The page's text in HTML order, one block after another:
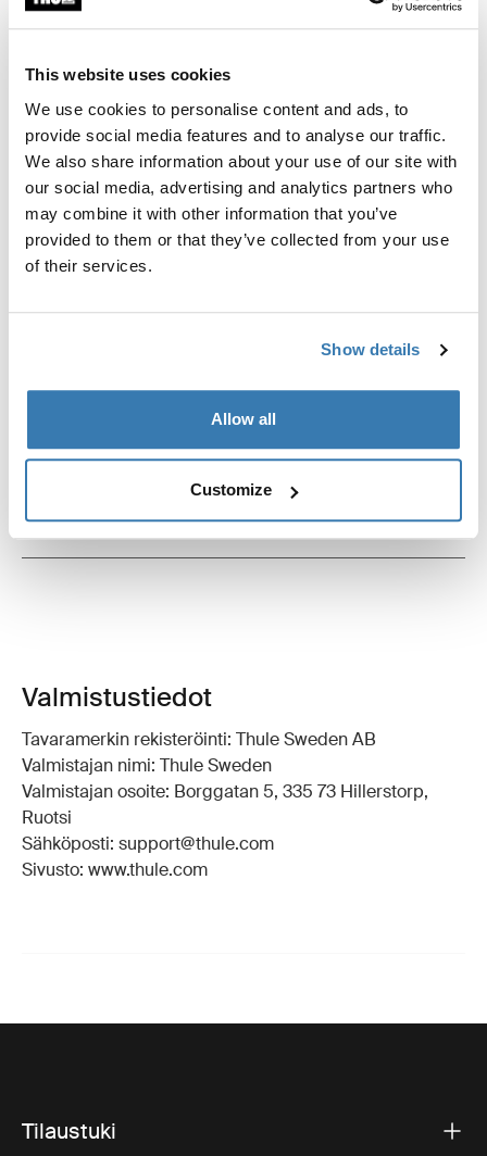
This website uses cookies
We use cookies to personalise content and ads, to
provide social media features and to analyse our traffic.
We also share information about your use of our site with
our social media, advertising and analytics partners who
may combine it with other information that you’ve
provided to them or that they’ve collected from your use
of their services.
Show details
Allow all
Customize
Thule SkiClick
murtomaasuksiteline musta
82,95 €
Toggle features
Kaikki ominaisuudet
Toggle techspec
Tekniset tiedot
Toggle overview
Arvostelut
Valmistustiedot
Tavaramerkin rekisteröinti: Thule Sweden AB
Valmistajan nimi: Thule Sweden
Valmistajan osoite: Borggatan 5, 335 73 Hillerstorp,
Ruotsi
Sähköposti: support@thule.com
Sivusto: www.thule.com
Tilaustuki